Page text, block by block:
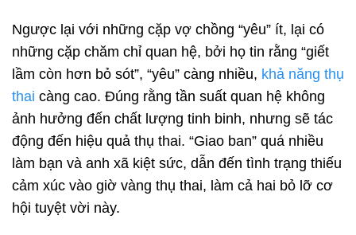
Ngược lại với những cặp vợ chồng “yêu” ít, lại có
những cặp chăm chỉ quan hệ, bởi họ tin rằng “giết
lầm còn hơn bỏ sót”, “yêu” càng nhiều, khả năng thụ
thai càng cao. Đúng rằng tần suất quan hệ không
ảnh hưởng đến chất lượng tinh binh, nhưng sẽ tác
động đến hiệu quả thụ thai. “Giao ban” quá nhiều
làm bạn và anh xã kiệt sức, dẫn đến tình trạng thiếu
cảm xúc vào giờ vàng thụ thai, làm cả hai bỏ lỡ cơ
hội tuyệt vời này.